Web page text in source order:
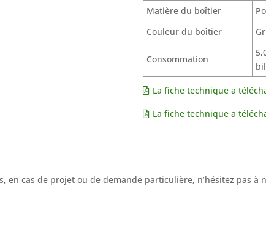
Matière du boîtier
Couleur du boîtier
Consommation
La fiche technique a
La fiche technique a
en cas de projet ou de demande particulière, n’hésitez pas à